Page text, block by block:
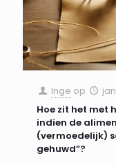
Inge op
Hoe zit het met
indien de
(vermoedelijk)
gehuwd”?